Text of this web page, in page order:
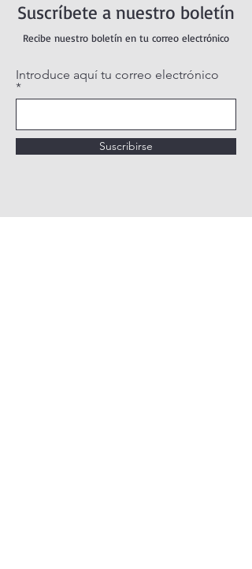
Suscríbete a nuestro boletín
Recibe nuestro boletín en tu correo electrónico
Introduce aquí tu correo electrónico
Suscribirse